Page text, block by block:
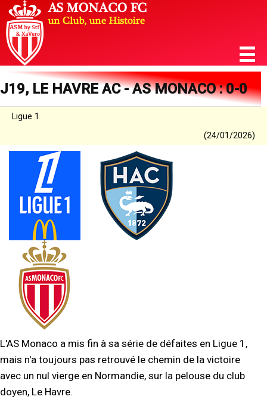
J19, LE HAVRE AC - AS MONACO : 0-0
Ligue 1
(24/01/2026)
L'AS Monaco a mis fin à sa série de défaites en Ligue 1,
mais n'a toujours pas retrouvé le chemin de la victoire
avec un nul vierge en Normandie, sur la pelouse du club
doyen, Le Havre.